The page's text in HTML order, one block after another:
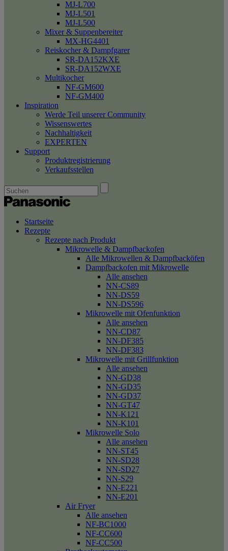
MJ-L700
MJ-L501
MJ-L500
Mixer & Suppenbereiter
MX-HG4401
Reiskocher & Dampfgarer
SR-DA152KXE
SR-DA152WXE
Multikocher
NF-GM600
NF-GM400
Inspiration
Werde Teil unserer Community
Wissenswertes
Nachhaltigkeit
EXPERTEN
Support
Produktregistrierung
Verkaufsstellen
Startseite
Rezepte
Rezepte nach Produkt
Mikrowelle & Dampfbackofen
Alle Mikrowellen & Dampfbacköfen
Dampfbackofen mit Mikrowelle
Alle ansehen
NN-CS89
NN-DS59
NN-DS596
Mikrowelle mit Ofenfunktion
Alle ansehen
NN-CD87
NN-DF385
NN-DF383
Mikrowelle mit Grillfunktion
Alle ansehen
NN-GD38
NN-GD35
NN-GD37
NN-GT47
NN-K121
NN-K101
Mikrowelle Solo
Alle ansehen
NN-ST45
NN-SD28
NN-SD27
NN-S29
NN-E221
NN-E201
Air Fryer
Alle ansehen
NF-BC1000
NF-CC600
NF-CC500